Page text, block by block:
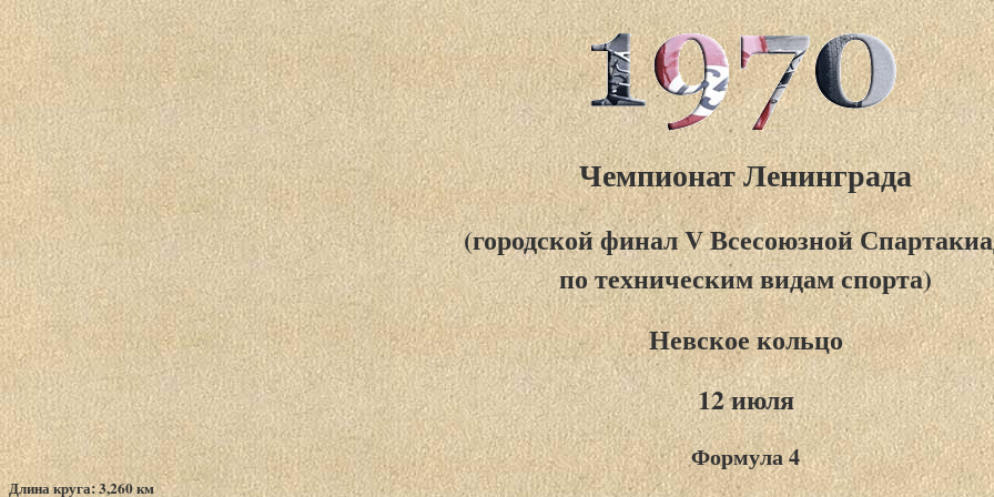
Чемпионат Ленинграда
(городской финал V Всесоюзной
по техническим видам спорта)
Невское кольцо
12 июля
Формула 4
Длина круга: 3,260 км